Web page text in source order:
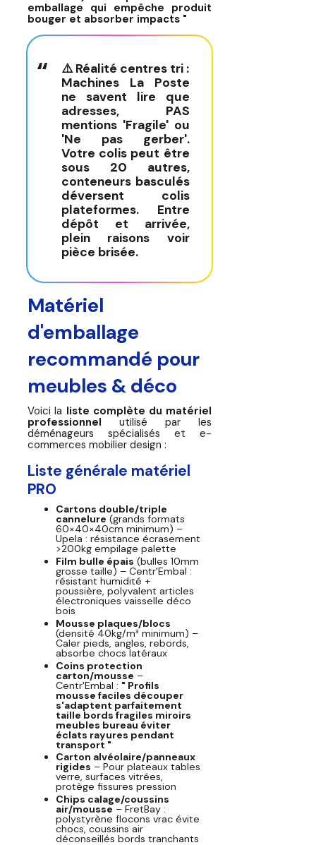
emballage qui empêche produit
bouger et absorber impacts "
⚠️ Réalité centres tri :
Machines La Poste
ne savent lire que
adresses, PAS
mentions 'Fragile' ou
'Ne pas gerber'.
Votre colis peut être
sous 20 autres,
conteneurs basculés
déversent colis
plateformes. Entre
dépôt et arrivée,
plein raisons voir
pièce brisée.
Matériel
d'emballage
recommandé pour
meubles & déco
Voici la liste complète du matériel
professionnel utilisé par les
déménageurs spécialisés et e-
commerces mobilier design :
Liste générale matériel
PRO
Cartons double/triple
cannelure (grands formats
60×40×40cm minimum) –
Upela : résistance écrasement
>200kg empilage palette
Film bulle épais (bulles 10mm
grosse taille) – Centr'Embal :
résistant humidité +
poussière, polyvalent articles
électroniques vaisselle déco
bois
Mousse plaques/blocs
(densité 40kg/m³ minimum) –
Caler pieds, angles, rebords,
absorbe chocs latéraux
Coins protection
carton/mousse –
Centr'Embal : " Profils
mousse faciles découper
s'adaptent parfaitement
taille bords fragiles miroirs
meubles bureau éviter
éclats rayures pendant
transport "
Carton alvéolaire/panneaux
rigides – Pour plateaux tables
verre, surfaces vitrées,
protège fissures pression
Chips calage/coussins
air/mousse – FretBay :
polystyrène flocons vrac évite
chocs, coussins air
déconseillés bords tranchants